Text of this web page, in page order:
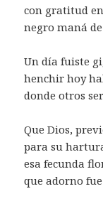
con gratitud
negro maná
Un día fuiste
henchir hoy
donde otros
Que Dios,
para su
esa fecunda
que adorno